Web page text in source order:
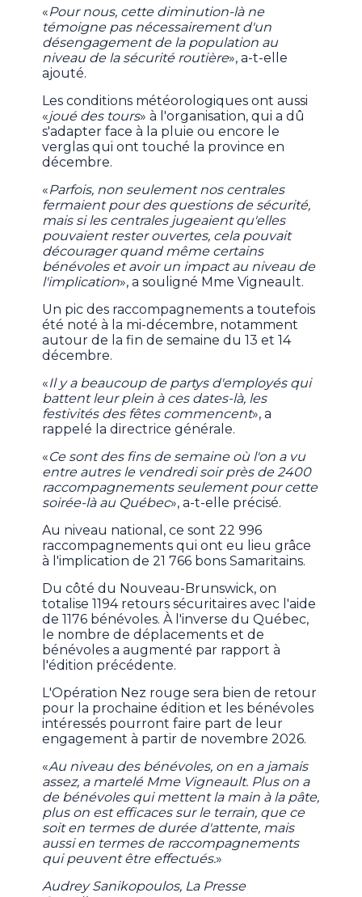
«Pour nous, cette diminution-là ne
témoigne pas nécessairement d'un
désengagement de la population au
niveau de la sécurité routière», a-t-elle
ajouté.
Les conditions météorologiques ont aussi
«joué des tours» à l'organisation, qui a dû
s'adapter face à la pluie ou encore le
verglas qui ont touché la province en
décembre.
«Parfois, non seulement nos centrales
fermaient pour des questions de sécurité,
mais si les centrales jugeaient qu'elles
pouvaient rester ouvertes, cela pouvait
décourager quand même certains
bénévoles et avoir un impact au niveau de
l'implication», a souligné Mme Vigneault.
Un pic des raccompagnements a toutefois
été noté à la mi-décembre, notamment
autour de la fin de semaine du 13 et 14
décembre.
«Il y a beaucoup de partys d'employés qui
battent leur plein à ces dates-là, les
festivités des fêtes commencent», a
rappelé la directrice générale.
«Ce sont des fins de semaine où l'on a vu
entre autres le vendredi soir près de 2400
raccompagnements seulement pour cette
soirée-là au Québec», a-t-elle précisé.
Au niveau national, ce sont 22 996
raccompagnements qui ont eu lieu grâce
à l'implication de 21 766 bons Samaritains.
Du côté du Nouveau-Brunswick, on
totalise 1194 retours sécuritaires avec l'aide
de 1176 bénévoles. À l'inverse du Québec,
le nombre de déplacements et de
bénévoles a augmenté par rapport à
l'édition précédente.
L'Opération Nez rouge sera bien de retour
pour la prochaine édition et les bénévoles
intéressés pourront faire part de leur
engagement à partir de novembre 2026.
«Au niveau des bénévoles, on en a jamais
assez, a martelé Mme Vigneault. Plus on a
de bénévoles qui mettent la main à la pâte,
plus on est efficaces sur le terrain, que ce
soit en termes de durée d'attente, mais
aussi en termes de raccompagnements
qui peuvent être effectués.»
Audrey Sanikopoulos, La Presse